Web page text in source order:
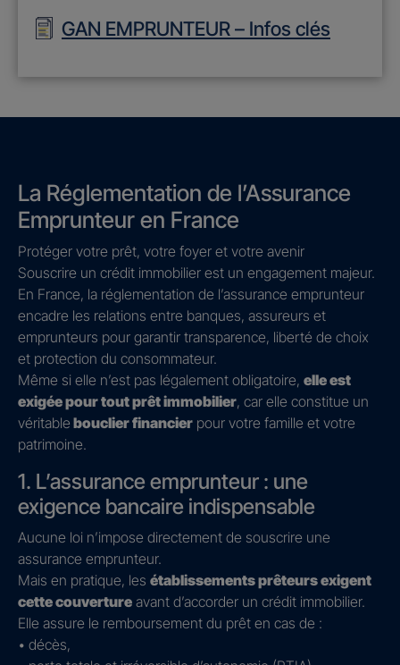
GAN EMPRUNTEUR – Infos clés
La Réglementation de l’Assurance
Emprunteur en France
Protéger votre prêt, votre foyer et votre avenir
Souscrire un crédit immobilier est un engagement majeur.
En France, la réglementation de l’assurance emprunteur
encadre les relations entre banques, assureurs et
emprunteurs pour garantir transparence, liberté de choix
et protection du consommateur.
Même si elle n’est pas légalement obligatoire, elle est
exigée pour tout prêt immobilier, car elle constitue un
véritable bouclier financier pour votre famille et votre
patrimoine.
1. L’assurance emprunteur : une
exigence bancaire indispensable
Aucune loi n’impose directement de souscrire une
assurance emprunteur.
Mais en pratique, les établissements prêteurs exigent
cette couverture avant d’accorder un crédit immobilier.
Elle assure le remboursement du prêt en cas de :
• décès,